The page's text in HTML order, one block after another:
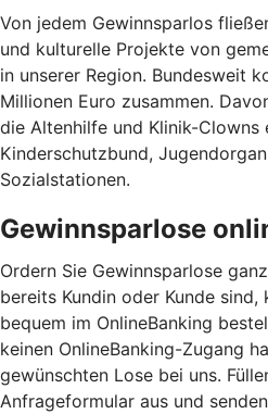
Von jedem Gewinnsparlos
und kulturelle Projekte von
in unserer Region. Bundesweit
Millionen Euro zusammen.
die Altenhilfe und Klinik-Clowns
Kinderschutzbund,
Sozialstationen.
Gewinnsparlose
Ordern Sie Gewinnsparlose
bereits Kundin oder Kunde sind,
bequem im OnlineBanking
keinen OnlineBanking-Zugang
gewünschten Lose bei uns.
Anfrageformular aus und